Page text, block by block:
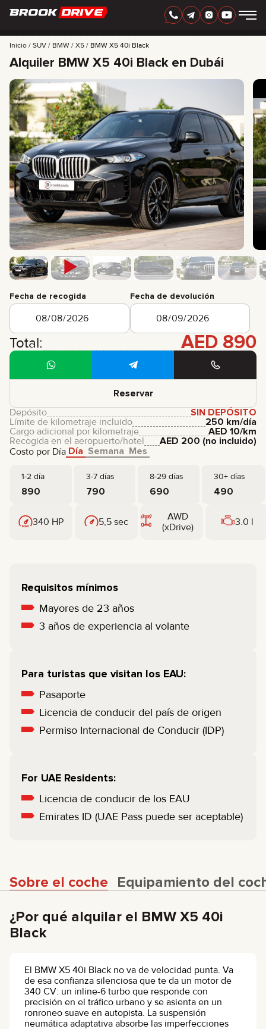
AED
MARCAS
PERIODO DE ALQUILER
MEJORES OFERTAS
FAQ
CERTIFICATES
RESEÑAS
CONTACTO
ASOCIACIÓN
RENTA CON OPCIÓN A COMPRA
info@brook-drive.rent
+ 971 52 193 88 88
+ 7 925 283 88 88
Inicio SUV BMW X5 BMW X5 40i Black
Alquiler BMW X5 40i Black en Dubái
Fecha de recogida Fecha de devolución
Total: AED 890
Reservar
Costo por Día Día Semana Mes
1-2 día 3-7 días 8-29 días 30+ días
890 790 690 490
Depósito
SIN DEPÓSITO
Límite de kilometraje incluido
250 km/día
Cargo adicional por kilometraje
AED 10/km
Recogida en el aeropuerto/hotel
AED 200 (no incluido)
340 HP 5,5 sec
AWD
(xDrive)
3.0 l
Requisitos mínimos
Mayores de 23 años
3 años de experiencia al volante
Para turistas que visitan los EAU:
Pasaporte
Licencia de conducir del país de origen
Permiso Internacional de Conducir (IDP)
For UAE Residents:
Licencia de conducir de los EAU
Emirates ID (UAE Pass puede ser aceptable)
Sobre el coche
Equipamiento del
¿Por qué alquilar el BMW X5 40i
Black
El BMW X5 40i Black no va de velocidad punta. Va
de esa confianza silenciosa que te da un motor de
340 CV: un inline-6 turbo que responde con
precisión en el tráfico urbano y se asienta en un
ronroneo suave en autopista. La suspensión
neumática adaptativa absorbe las imperfecciones